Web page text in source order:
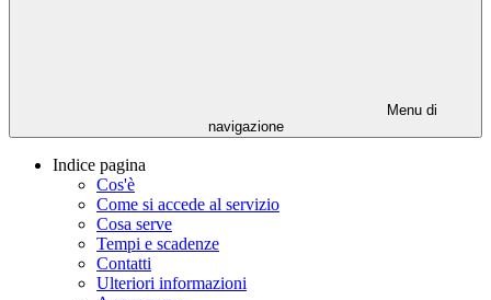
Menu di
navigazione
Indice pagina
Cos'è
Come si accede al servizio
Cosa serve
Tempi e scadenze
Contatti
Ulteriori informazioni